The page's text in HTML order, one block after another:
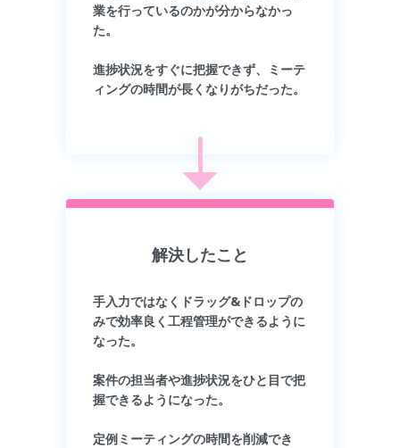
業を行っているのかが分からなかっ
た。
進捗状況をすぐに把握できず、ミーテ
ィングの時間が長くなりがちだった。
解決したこと
手入力ではなくドラッグ&ドロップの
みで効率良く工程管理ができるように
なった。
案件の担当者や進捗状況をひと目で把
握できるようになった。
定例ミーティングの時間を削減でき